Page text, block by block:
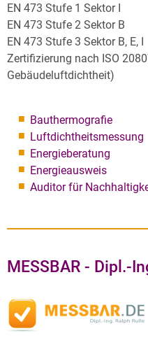
EN 473 Stufe 1 Sektor I
EN 473 Stufe 2 Sektor B
EN 473 Stufe 3 Sektor B, E, I
Zertifizierung nach ISO
Gebäudeluftdichtheit)
Bauthermografie
Luftdichtheitsmessung
Energieberatung
Energieausweis
Auditor für
MESSBAR - Dipl.-